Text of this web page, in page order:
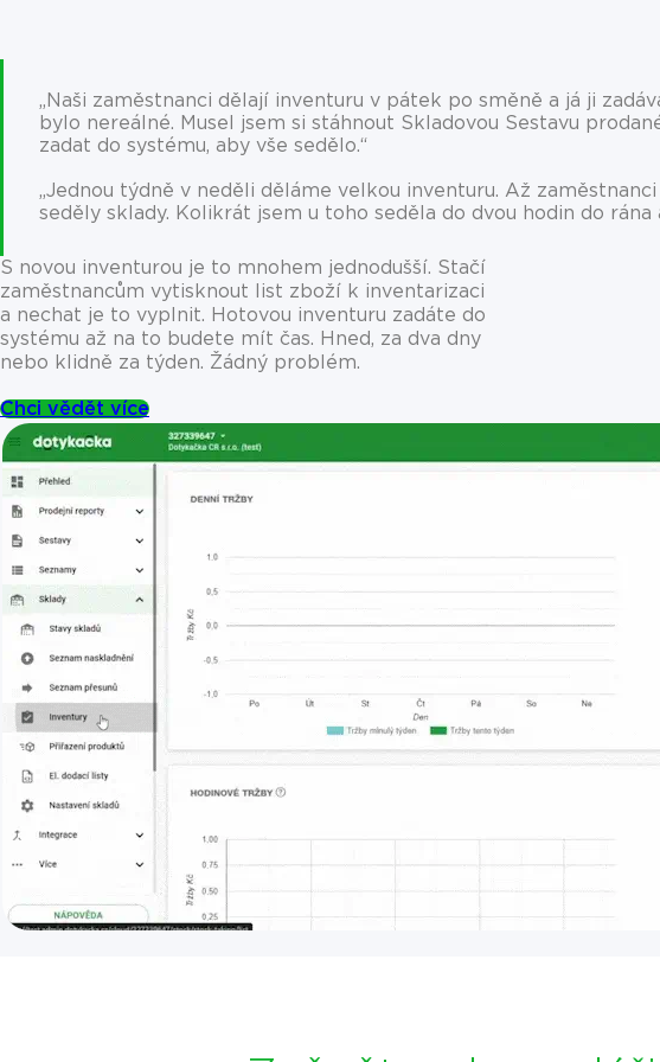
„Naši zaměstnanci dělají inventuru v pátek po směně a já ji
bylo nereálné. Musel jsem si stáhnout Skladovou Sestavu
zadat do systému, aby vše sedělo.“
„Jednou týdně v neděli děláme velkou inventuru. Až
seděly sklady. Kolikrát jsem u toho seděla do dvou hodin do
S novou inventurou je to mnohem jednodušší. Stačí
zaměstnancům vytisknout list zboží k inventarizaci
a nechat je to vyplnit. Hotovou inventuru zadáte do
systému až na to budete mít čas. Hned, za dva dny
nebo klidně za týden. Žádný problém.
Chci vědět více